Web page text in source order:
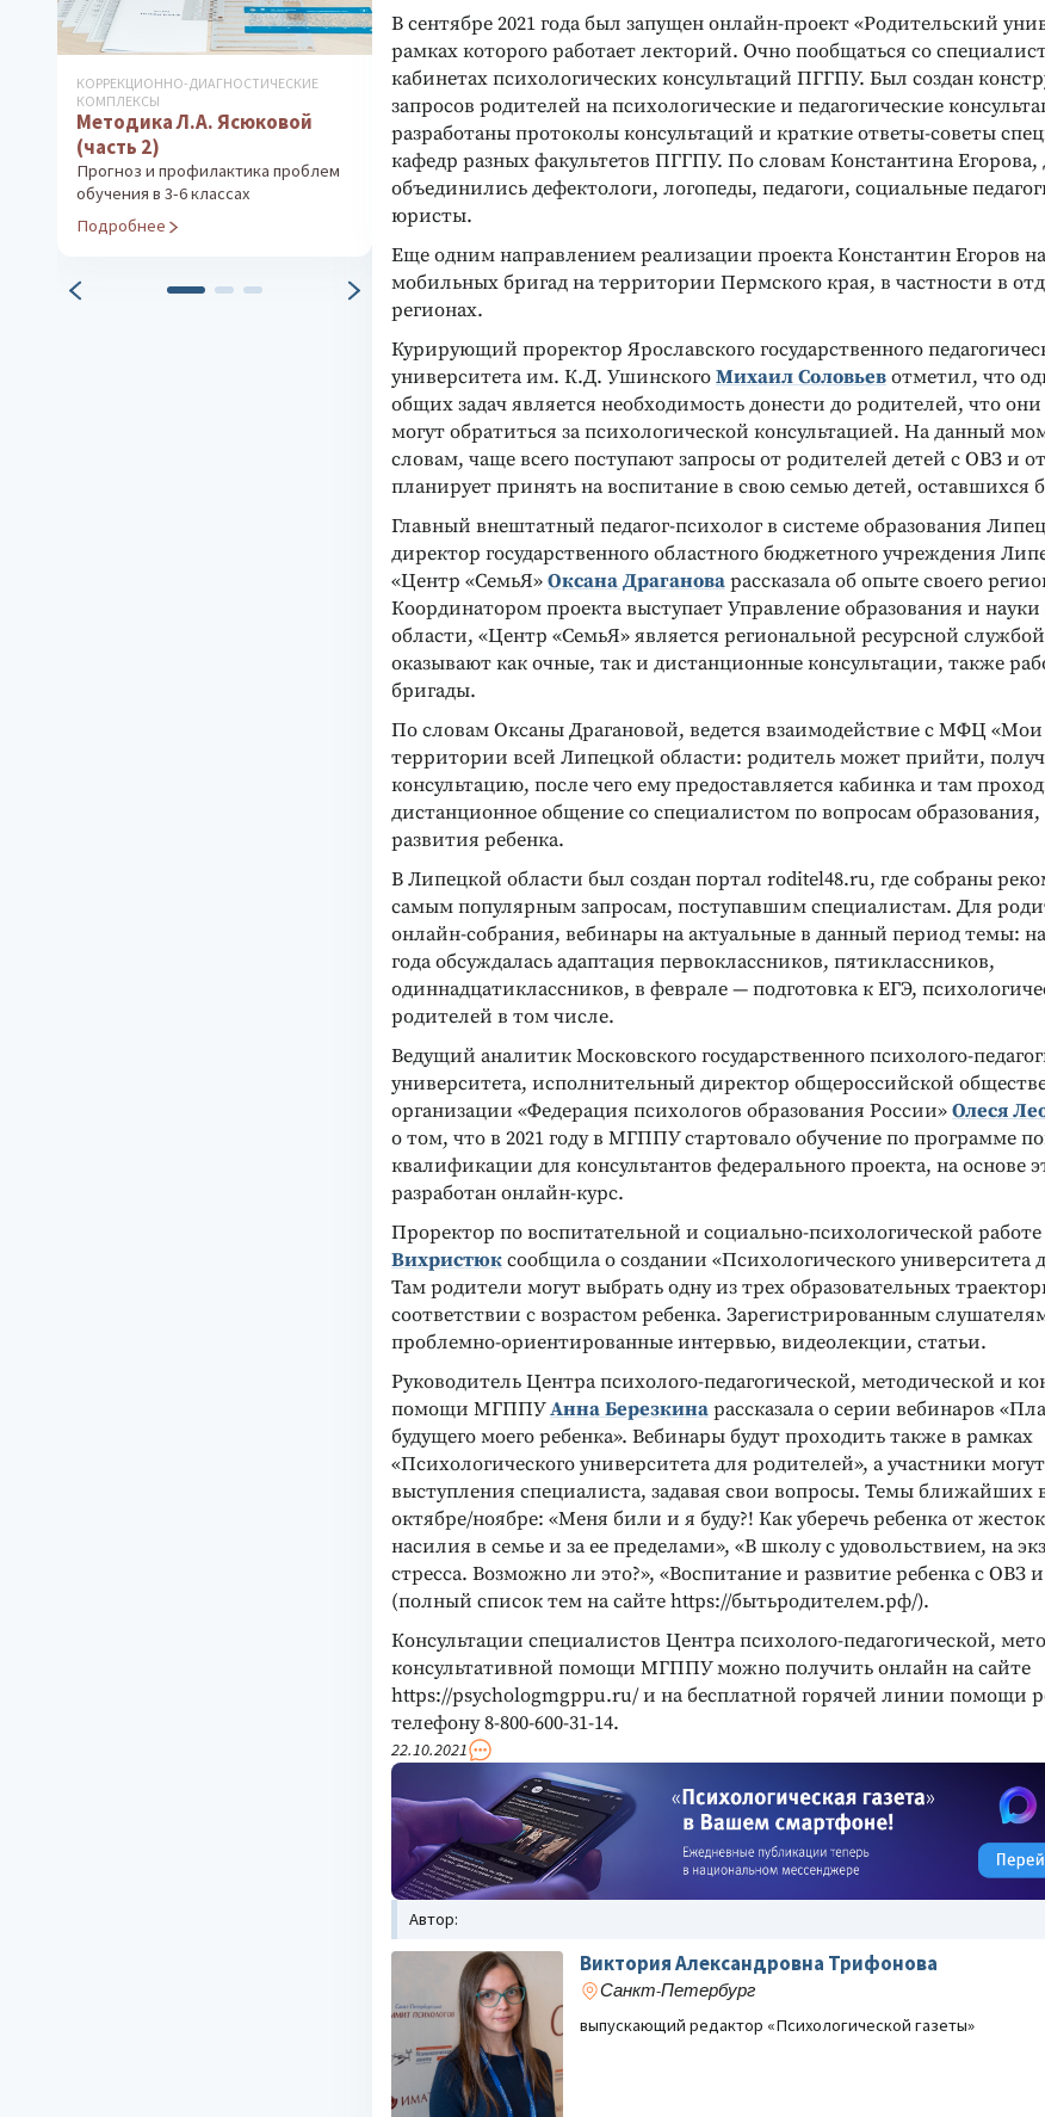
В сентябре 2021 года был запущен онлайн-проект «Родительский
рамках которого работает лекторий. Очно пообщаться со
кабинетах психологических консультаций ПГГПУ. Был создан
запросов родителей на психологические и педагогические
разработаны протоколы консультаций и краткие ответы-советы
кафедр разных факультетов ПГГПУ. По словам Константина Егорова,
объединились дефектологи, логопеды, педагоги, социальные
юристы.
Еще одним направлением реализации проекта Константин Егоров
мобильных бригад на территории Пермского края, в частности в
регионах.
Курирующий проректор Ярославского государственного
университета им. К.Д. УшинскогоМихаил Соловьевотметил, что
общих задач является необходимость донести до родителей, что
могут обратиться за психологической консультацией. На данный
словам, чаще всего поступают запросы от родителей детей с ОВЗ и
планирует принять на воспитание в свою семью детей, оставшихся
Главный внештатный педагог-психолог в системе образования
директор государственного областного бюджетного учреждения
«Центр «СемьЯ»Оксана Драгановарассказала об опыте своего
Координатором проекта выступает Управление образования и
области, «Центр «СемьЯ» является региональной ресурсной
оказывают как очные, так и дистанционные консультации, также
бригады.
По словам Оксаны Драгановой, ведется взаимодействие с МФЦ
территории всей Липецкой области: родитель может прийти,
консультацию, после чего ему предоставляется кабинка и там
дистанционное общение со специалистом по вопросам
развития ребенка.
В Липецкой области был создан портал roditel48.ru, где собраны
самым популярным запросам, поступавшим специалистам. Для
онлайн-собрания, вебинары на актуальные в данный период темы:
года обсуждалась адаптация первоклассников, пятиклассников,
одиннадцатиклассников, в феврале — подготовка к ЕГЭ,
родителей в том числе.
Ведущий аналитик Московского государственного психолого-
университета, исполнительный директор общероссийской
организации «Федерация психологов образования России»Олеся
о том, что в 2021 году в МГППУ стартовало обучение по программе
квалификации для консультантов федерального проекта, на основе
разработан онлайн-курс.
Проректор по воспитательной и социально-психологической
Вихристюксообщила о создании «Психологического университета
Там родители могут выбрать одну из трех образовательных
соответствии с возрастом ребенка. Зарегистрированным
проблемно-ориентированные интервью, видеолекции, статьи.
Руководитель Центра психолого-педагогической, методической и
помощи МГППУАнна Березкинарассказала о серии вебинаров
будущего моего ребенка». Вебинары будут проходить также в рамках
«Психологического университета для родителей», а участники
выступления специалиста, задавая свои вопросы. Темы ближайших
октябре/ноябре: «Меня били и я буду?! Как уберечь ребенка от
насилия в семье и за ее пределами», «В школу с удовольствием, на
стресса. Возможно ли это?», «Воспитание и развитие ребенка с ОВЗ
(полный список тем на сайте https://бытьродителем.рф/).
Консультации специалистов Центра психолого-педагогической,
консультативной помощи МГППУ можно получить онлайн на сайте
https://psychologmgppu.ru/ и на бесплатной горячей линии помощи
телефону 8-800-600-31-14.
22.10.2021
Автор:
Виктория Александровна Трифонова
Санкт-Петербург
выпускающий редактор «Психологической газеты»
КОРРЕКЦИОННО-ДИАГНОСТИЧЕСКИЕ
КОМПЛЕКСЫ
Методика Л.А. Ясюковой
(часть 2)
Прогноз и профилактика проблем
обучения в 3-6 классах
Подробнее
ДИАГНОСТИКА ФУНКЦИОНАЛЬНОГО
СОСТОЯНИЯ И РАБОТОСПОСОБНОСТИ
Тест Ландольта
Интегральная оценка
работоспособности
Подробнее
ДИАГНОСТИКА ФУНКЦИОНАЛЬНОГО
СОСТОЯНИЯ И РАБОТОСПОСОБНОСТИ
Методика «ИДИКС»
Интегральная диагностика и
коррекция профессионального
стресса (методика А. Б. Леоновой)